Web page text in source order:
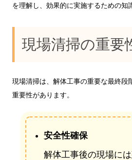
を理解し、効果的に実施するための知
現場清掃の重要
現場清掃は、解体工事の重要な最終段
重要性があります。
安全性確保
解体工事後の現場に